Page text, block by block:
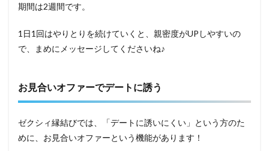
期間は2週間です。
1日1回はやりとりを続けていくと、親密度がUPしやすいの
で、まめにメッセージしてくださいね♪
お見合いオファーでデートに誘う
ゼクシィ縁結びでは、「デートに誘いにくい」という方のた
めに、お見合いオファーという機能があります！